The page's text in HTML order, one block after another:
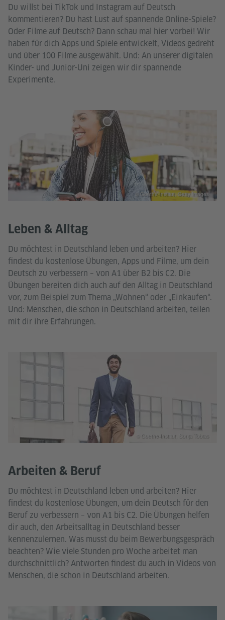
Du willst bei TikTok und Instagram auf Deutsch
kommentieren? Du hast Lust auf spannende Online-Spiele?
Oder Filme auf Deutsch? Dann schau mal hier vorbei! Wir
haben für dich Apps und Spiele entwickelt, Videos gedreht
und über 100 Filme ausgewählt. Und: An unserer digitalen
Kinder- und Junior-Uni zeigen wir dir spannende
Experimente.
Leben & Alltag
Du möchtest in Deutschland leben und arbeiten? Hier
findest du kostenlose Übungen, Apps und Filme, um dein
Deutsch zu verbessern – von A1 über B2 bis C2. Die
Übungen bereiten dich auch auf den Alltag in Deutschland
vor, zum Beispiel zum Thema „Wohnen“ oder „Einkaufen“.
Und: Menschen, die schon in Deutschland arbeiten, teilen
mit dir ihre Erfahrungen.
© Goethe-Institut, Getty Images
Arbeiten & Beruf
Du möchtest in Deutschland leben und arbeiten? Hier
findest du kostenlose Übungen, um dein Deutsch für den
Beruf zu verbessern – von A1 bis C2. Die Übungen helfen
dir auch, den Arbeitsalltag in Deutschland besser
kennenzulernen. Was musst du beim Bewerbungsgespräch
beachten? Wie viele Stunden pro Woche arbeitet man
durchschnittlich? Antworten findest du auch in Videos von
Menschen, die schon in Deutschland arbeiten.
© Goethe-Institut, Sonja Tobias